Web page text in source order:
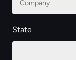
State